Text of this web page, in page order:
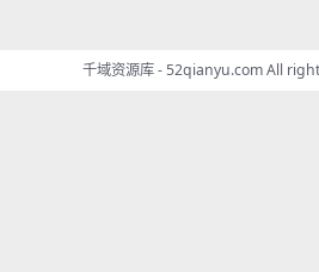
千域资源库 - 52qianyu.com All